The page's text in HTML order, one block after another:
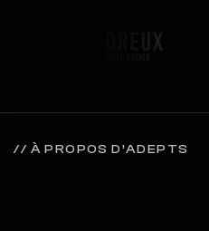
// À PROPOS D’ADEPTS